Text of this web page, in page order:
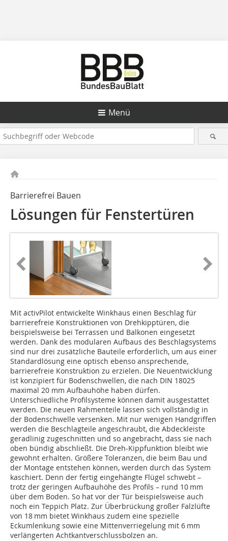
Menü
Barrierefrei Bauen
Lösungen für Fenstertüren
Mit activPilot entwickelte Winkhaus einen Beschlag für
barrierefreie Konstruktionen von Drehkipptüren, die
beispielsweise bei Terrassen und Balkonen eingesetzt
werden. Dank des modularen Aufbaus des Beschlagsystems
sind nur drei zusätzliche Bauteile erforderlich, um aus einer
Standardlösung eine optisch ebenso ansprechende,
barrierefreie Konstruktion zu erzielen. Die Neuentwicklung
ist konzipiert für Bodenschwellen, die nach DIN 18025
maximal 20 mm Aufbauhöhe haben dürfen.
Unterschiedliche Profilsysteme können damit ausgestattet
werden. Die neuen Rahmenteile lassen sich vollständig in
der Bodenschwelle versenken. Mit nur wenigen Handgriffen
werden die Beschlagteile angeschraubt, die Abdeckleiste
geradlinig zugeschnitten und so angebracht, dass sie nach
oben bündig abschließt. Die Dreh-Kippfunktion bleibt wie
gewohnt erhalten. Größere Toleranzen, die beim Bau und
der Montage entstehen können, werden durch das System
kaschiert. Denn der fertig eingehängte Flügel schwebt –
trotz der geringen Aufbauhöhe des Profils – rund 10 mm
über dem Boden. So hat vor der Tür beispielsweise auch
noch ein Teppich Platz. Zur Überbrückung großer Falzlüfte
von 18 mm bietet Winkhaus zudem eine spezielle
Eckumlenkung sowie eine Mittenverriegelung mit 6 mm
verlängerten Achtkantverschlussbolzen an.